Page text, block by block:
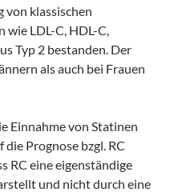
von klassischen
LDL-C, HDL-C,
Typ 2 bestanden. Der
als auch bei Frauen
Einnahme von Statinen
Prognose bzgl. RC
RC eine eigenständige
und nicht durch eine